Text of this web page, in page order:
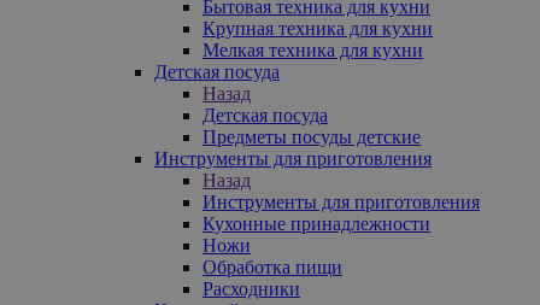
Бытовая техника для кухни
Крупная техника для кухни
Мелкая техника для кухни
Детская посуда
Назад
Детская посуда
Предметы посуды детские
Инструменты для приготовления
Назад
Инструменты для приготовления
Кухонные принадлежности
Ножи
Обработка пищи
Расходники